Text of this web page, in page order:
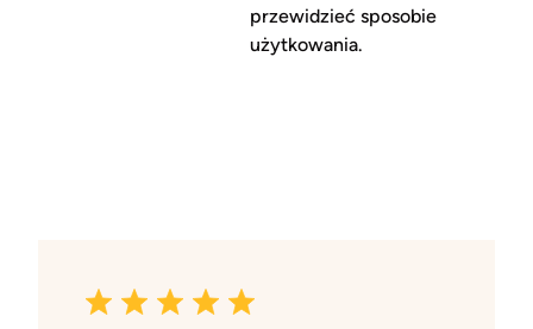
przewidzieć sposobie
użytkowania.